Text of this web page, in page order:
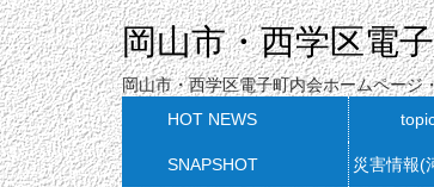
岡山市・西学区電
岡山市・西学区電子町内会ホームページ
HOT NEWS
SNAPSHOT 災害情報(